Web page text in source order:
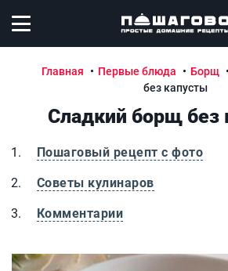
Открыть меню
Главная Первые блюда Борщ
без капусты
Сладкий борщ без
Пошаговый рецепт с фото
Советы кулинаров
Комментарии
Сладкий борщ без капусты